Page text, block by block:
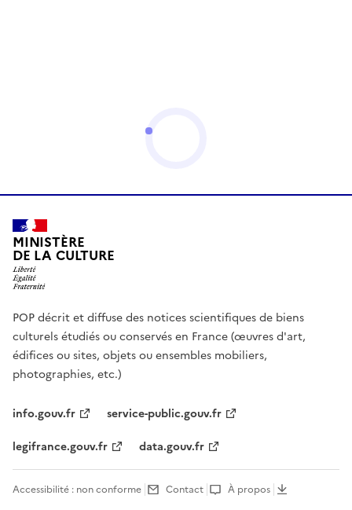
MINISTÈRE
DE LA CULTURE
POP décrit et diffuse des notices scientifiques de biens
culturels étudiés ou conservés en France (œuvres d'art,
édifices ou sites, objets ou ensembles mobiliers,
photographies, etc.)
info.gouv.fr
service-public.gouv.fr
legifrance.gouv.fr
data.gouv.fr
Accessibilité : non conforme Contact À propos